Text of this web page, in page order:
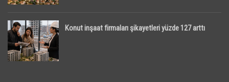
Konut inşaat firmaları şikayetleri yüzde 127 arttı